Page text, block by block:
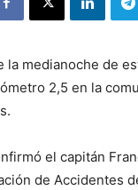
la medianoche de
2,5 en la
el capitán
de Accidentes